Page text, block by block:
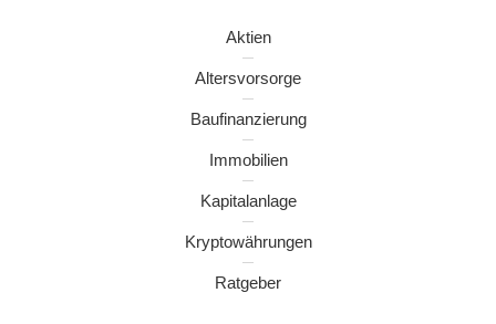
Aktien
Altersvorsorge
Baufinanzierung
Immobilien
Kapitalanlage
Kryptowährungen
Ratgeber